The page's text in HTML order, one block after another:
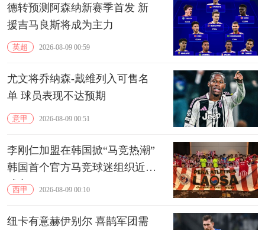
德转预测阿森纳新赛季首发 新
援吉马良斯将成为主力
英超 2026-08-09 00:59
尤文将乔纳森-戴维列入可售名
单 球员表现不达预期
意甲 2026-08-09 00:51
李刚仁加盟在韩国掀“马竞热潮”
韩国首个官方马竞球迷组织近期
成立
西甲 2026-08-09 00:10
纽卡有意赫伊别尔 喜鹊军团需